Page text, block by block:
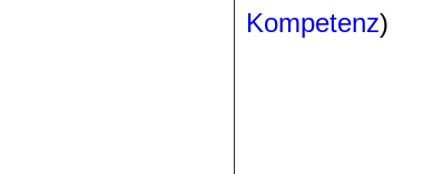
Kompetenz)